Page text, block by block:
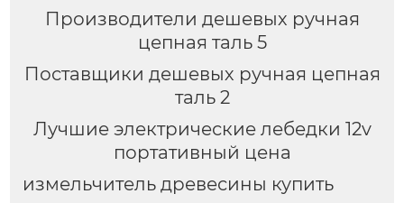
Производители дешевых ручная
цепная таль 5
Поставщики дешевых ручная цепная
таль 2
Лучшие электрические лебедки 12v
портативный цена
измельчитель древесины купить